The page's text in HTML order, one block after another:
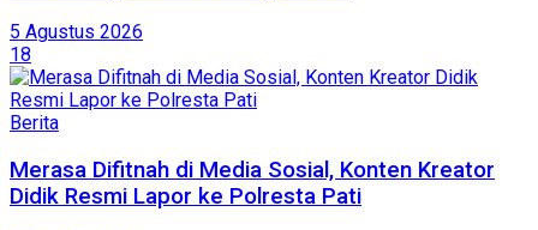
5 Agustus 2026
18
Berita
Merasa Difitnah di Media Sosial, Konten Kreator
Didik Resmi Lapor ke Polresta Pati